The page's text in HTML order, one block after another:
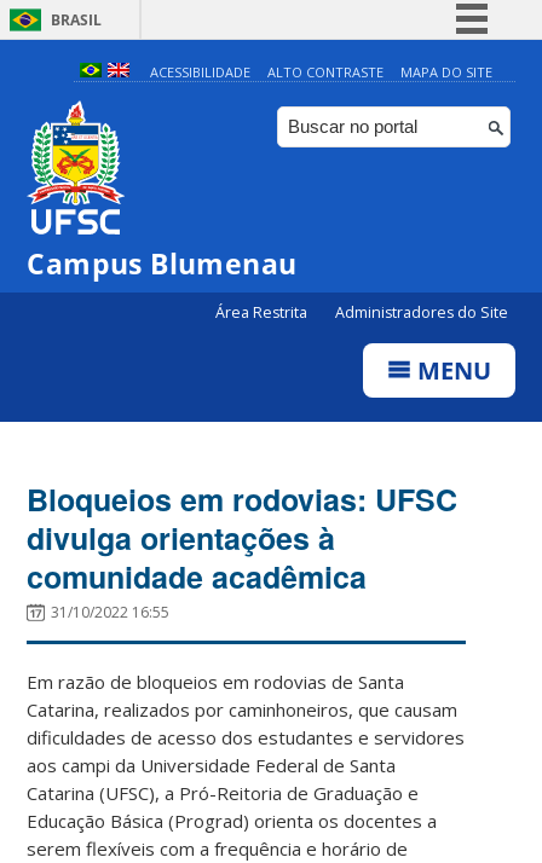
BRASIL
Simplifique!
Comunica BR
Participe
ACESSIBILIDADE ALTO CONTRASTE MAPA DO SITE
Campus Blumenau
Área Restrita Administradores do Site
MENU
Bloqueios em rodovias: UFSC
divulga orientações à
comunidade acadêmica
31/10/2022 16:55
Em razão de bloqueios em rodovias de Santa
Catarina, realizados por caminhoneiros, que causam
dificuldades de acesso dos estudantes e servidores
aos campi da Universidade Federal de Santa
Catarina (UFSC), a Pró-Reitoria de Graduação e
Educação Básica (Prograd) orienta os docentes a
serem flexíveis com a frequência e horário de